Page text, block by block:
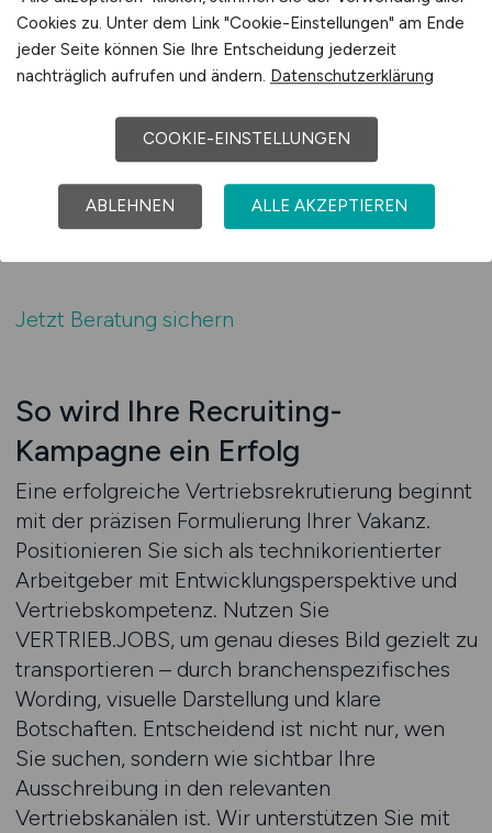
suchen echte Entwicklungsperspektiven.
Deshalb legen wir den Fokus Ihrer Anzeige auf
genau diese Schnittstelle – und sorgen dafür,
dass sie bei den richtigen Talenten sichtbar
wird. Mit dem Einsatz intelligenter Keyword-
Steuerung und datengestütztem Targeting
erhöhen Sie die Sichtbarkeit Ihrer Vakanzen in
genau den relevanten Bereichen.
Jetzt Beratung sichern
So wird Ihre Recruiting-
Kampagne ein Erfolg
Eine erfolgreiche Vertriebsrekrutierung beginnt
mit der präzisen Formulierung Ihrer Vakanz.
Positionieren Sie sich als technikorientierter
Arbeitgeber mit Entwicklungsperspektive und
Vertriebskompetenz. Nutzen Sie
VERTRIEB.JOBS, um genau dieses Bild gezielt zu
transportieren – durch branchenspezifisches
Wording, visuelle Darstellung und klare
Botschaften. Entscheidend ist nicht nur, wen
Sie suchen, sondern wie sichtbar Ihre
Ausschreibung in den relevanten
Vertriebskanälen ist. Wir unterstützen Sie mit
Cookies zu. Unter dem Link "Cookie-Einstellungen" am Ende
jeder Seite können Sie Ihre Entscheidung jederzeit
nachträglich aufrufen und ändern. Datenschutzerklärung
COOKIE-EINSTELLUNGEN
ABLEHNEN ALLE AKZEPTIEREN